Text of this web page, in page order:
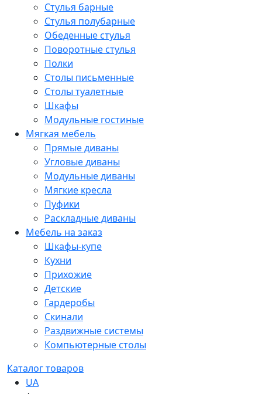
Стулья барные
Стулья полубарные
Обеденные стулья
Поворотные стулья
Полки
Столы письменные
Столы туалетные
Шкафы
Модульные гостиные
Мягкая мебель
Прямые диваны
Угловые диваны
Модульные диваны
Мягкие кресла
Пуфики
Раскладные диваны
Мебель на заказ
Шкафы-купе
Кухни
Прихожие
Детские
Гардеробы
Скинали
Раздвижные системы
Компьютерные столы
Каталог товаров
UA